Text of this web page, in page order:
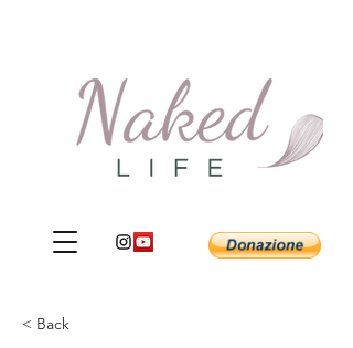
< Back